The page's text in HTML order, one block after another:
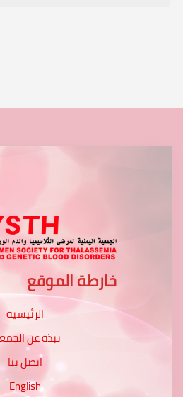
خارطة الموقع
الرئيسية
نبذة عن
اتصل بنا
English